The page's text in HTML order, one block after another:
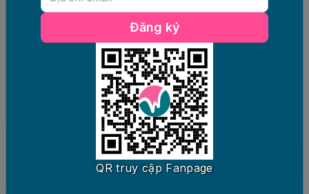
Tại Hà Nội
Còn25chỗ
65,900,000 đ
Đặt ngay
Đăng ký
QR truy cập Fanpage